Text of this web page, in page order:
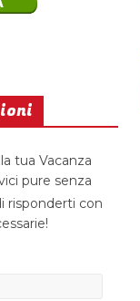
tua Vacanza
pure senza
risponderti con